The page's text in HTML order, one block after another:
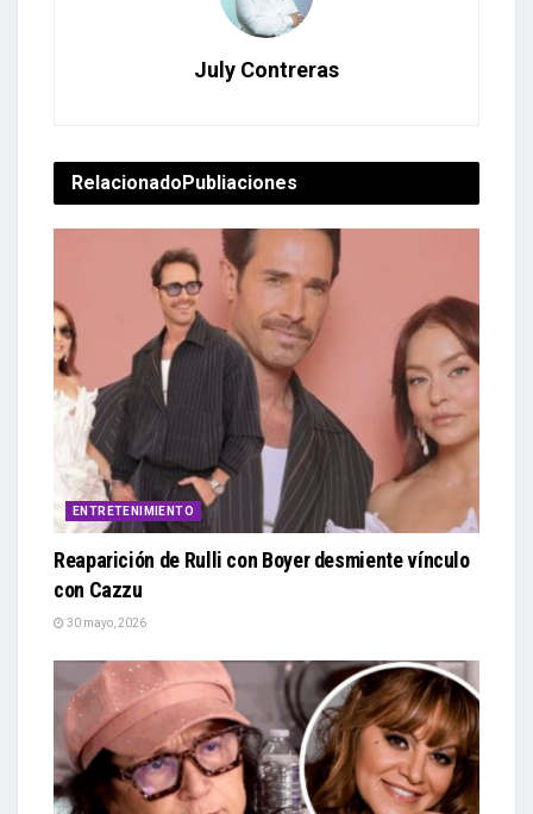
July Contreras
RelacionadoPubliaciones
ENTRETENIMIENTO
Reaparición de Rulli con Boyer desmiente vínculo
con Cazzu
30 mayo, 2026